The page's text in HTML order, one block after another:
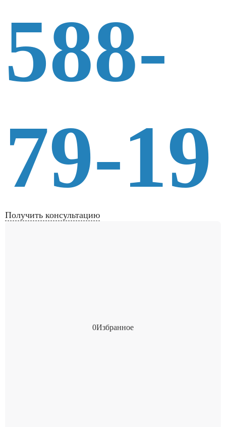
588-
79-19
Получить консультацию
0Избранное